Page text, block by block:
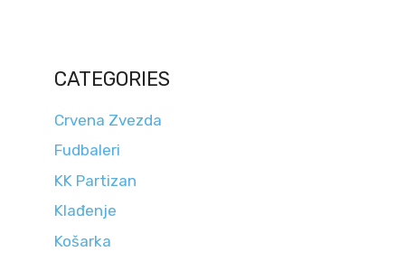
CATEGORIES
Crvena Zvezda
Fudbaleri
KK Partizan
Klađenje
Košarka